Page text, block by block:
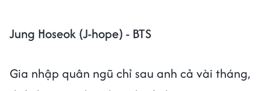
Jung Hoseok (J-hope) - BTS
Gia nhập quân ngũ chỉ sau anh cả vài tháng,